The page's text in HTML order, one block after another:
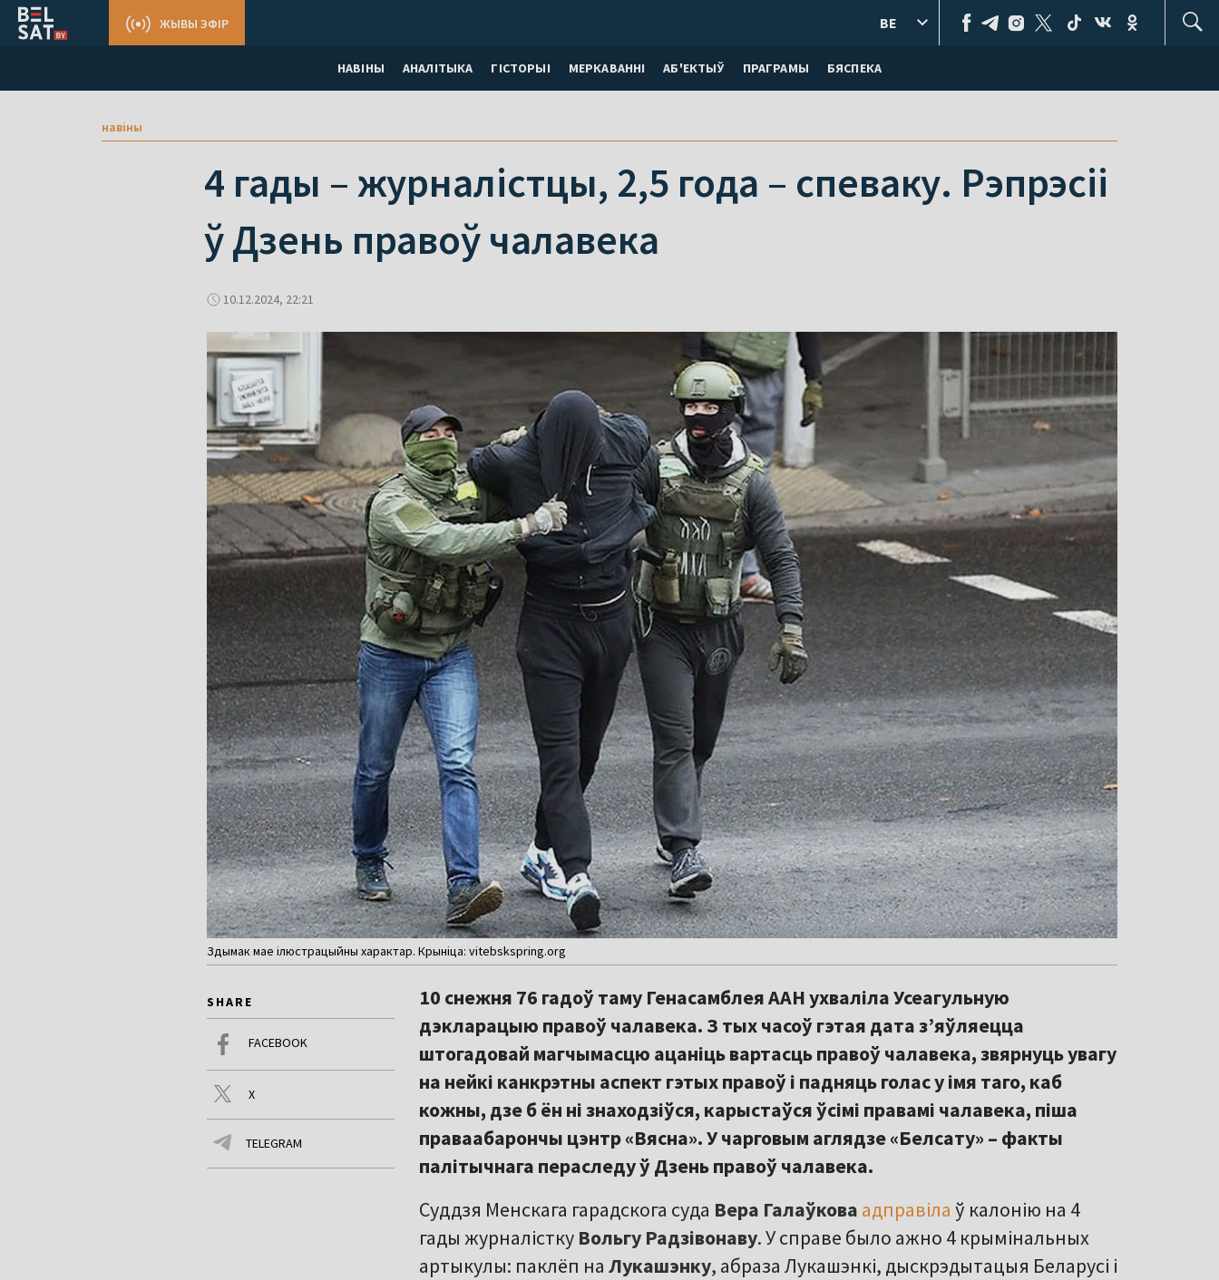
НАВІНЫ АНАЛІТЫКА ГІСТОРЫІ МЕРКАВАННI АБ'ЕКТЫЎ ПРАГРАМЫ БЯСПЕКА
ЖЫВЫ ЭФІР BE
навіны
4 гады – журналістцы, 2,5 года – спеваку. Рэпрэсіі
ў Дзень правоў чалавека
10.12.2024, 22:21
Здымак мае ілюстрацыйны характар. Крыніца: vitebskspring.org
SHARE
FACEBOOK
X
TELEGRAM
10 снежня 76 гадоў таму Генасамблея ААН ухваліла Усеагульную
дэкларацыю правоў чалавека. З тых часоў гэтая дата з’яўляецца
штогадовай магчымасцю ацаніць вартасць правоў чалавека, звярнуць увагу
на нейкі канкрэтны аспект гэтых правоў і падняць голас у імя таго, каб
кожны, дзе б ён ні знаходзіўся, карыстаўся ўсімі правамі чалавека, піша
праваабарончы цэнтр «Вясна». У чарговым аглядзе «Белсату» – факты
палітычнага пераследу ў Дзень правоў чалавека.
Суддзя Менскага гарадскога суда Вера Галаўкова адправіла ў калонію на 4
гады журналістку Вольгу Радзівонаву. У справе было ажно 4 крымінальных
артыкулы: паклёп на Лукашэнку, абраза Лукашэнкі, дыскрэдытацыя Беларусі і